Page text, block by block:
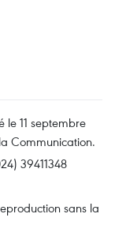
le 11 septembre
Communication.
39411348
sans la